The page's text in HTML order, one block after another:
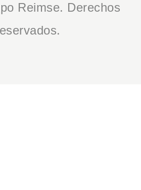
Reimse. Derechos